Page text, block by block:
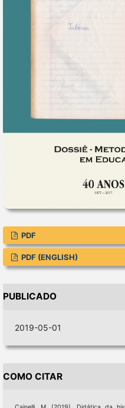
PDF
PDF (ENGLISH)
PUBLICADO
2019-05-01
COMO CITAR